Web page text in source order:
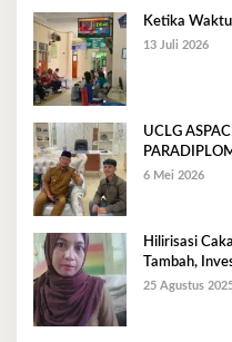
Ketika
13 Juli 2026
UCLG
6 Mei 2026
Hilirisasi
Tambah,
Berkelanjutan
25 Agustus